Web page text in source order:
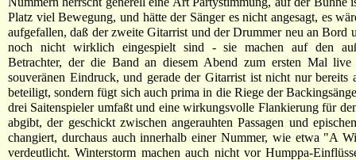
Platz viel Bewegung, und hätte der Sänger es nicht angesagt, es
aufgefallen, daß der zweite Gitarrist und der Drummer neu an Bord
noch nicht wirklich eingespielt sind - sie machen auf den
Betrachter, der die Band an diesem Abend zum ersten Mal live
souveränen Eindruck, und gerade der Gitarrist ist nicht nur bereits
beteiligt, sondern fügt sich auch prima in die Riege der
drei Saitenspieler umfaßt und eine wirkungsvolle Flankierung für
abgibt, der geschickt zwischen angerauhten Passagen und
changiert, durchaus auch innerhalb einer Nummer, wie etwa "A
verdeutlicht. Winterstorm machen auch nicht vor Humppa-